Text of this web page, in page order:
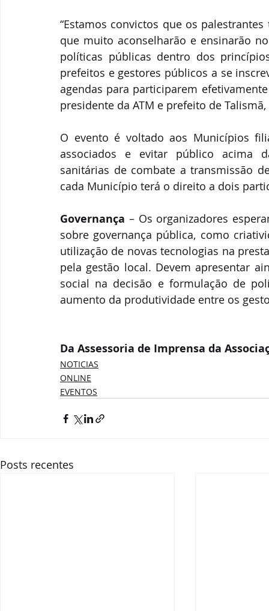
“Estamos convictos que os
que muito aconselharão e ensinarão
políticas públicas dentro dos
prefeitos e gestores públicos a se
agendas para participarem
presidente da ATM e prefeito de
O evento é voltado aos Municípios
associados e evitar público acima
sanitárias de combate a transmissão
cada Município terá o direito a dois
Governança – Os organizadores
sobre governança pública, como
utilização de novas tecnologias na
pela gestão local. Devem apresentar
social na decisão e formulação de
aumento da produtividade entre os
Da Assessoria de Imprensa da
NOTICIAS
ONLINE
EVENTOS
Posts recentes